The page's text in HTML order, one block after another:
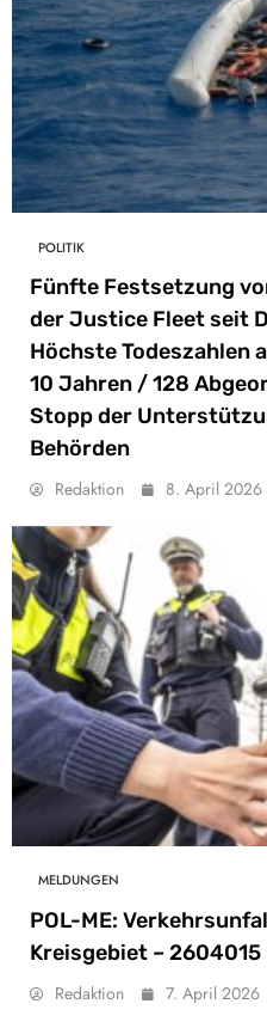
POLITIK
Fünfte Festsetzung
der Justice Fleet seit
Höchste Todeszahlen
10 Jahren / 128
Stopp der
Behörden
Redaktion 8. April 2026
MELDUNGEN
POL-ME:
Kreisgebiet – 2604015
Redaktion 7. April 2026